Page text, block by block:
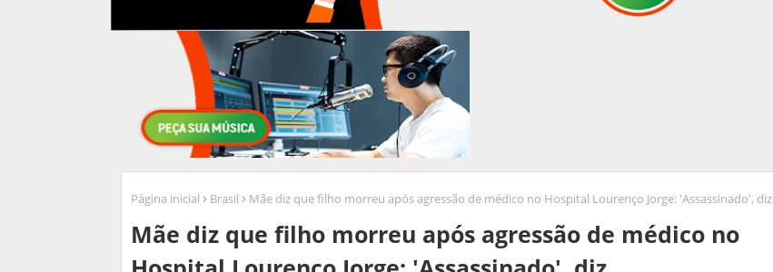
Página inicial Brasil Mãe diz que filho morreu após agressão de médico no Hospital Lourenço Jorge: 'Assassinado', diz
Mãe diz que filho morreu após agressão de médico no